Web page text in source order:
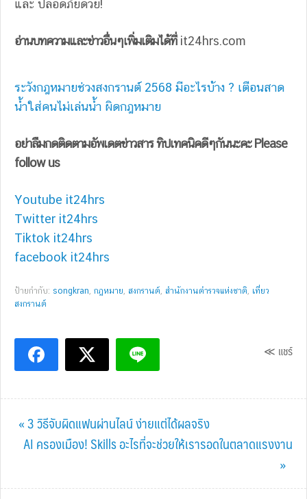
และ ปลอดภัยด้วย!
อ่านบทความและข่าวอื่นๆเพิ่มเติมได้ที่it24hrs.com
ระวังกฎหมายช่วงสงกรานต์ 2568 มีอะไรบ้าง ? เตือนสาด
น้ำใส่คนไม่เล่นน้ำ ผิดกฎหมาย
อย่าลืมกดติดตามอัพเดตข่าวสาร ทิปเทคนิคดีๆกันนะคะ Please
follow us
Youtube it24hrs
Twitter it24hrs
Tiktok it24hrs
facebook it24hrs
ป้ายกำกับ: songkran กฎหมาย สงกรานต์ สำนักงานตำรวจแห่งชาติ
เที่ยว
สงกรานต์
≪ แชร์
Previous
Post:
« 3 วิธีจับผิดแฟนผ่านไลน์ ง่ายแต่ได้ผลจริง
Next
AI ครองเมือง! Skills อะไรที่จะช่วยให้เรารอดในตลาดแรงงาน
»